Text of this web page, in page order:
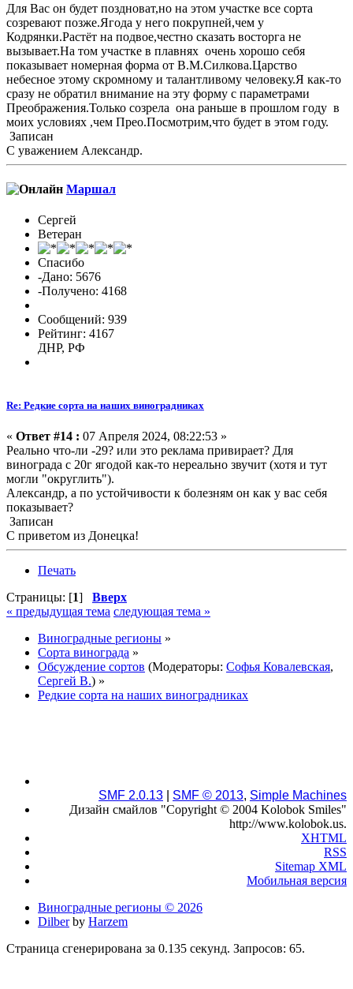
Для Вас он будет поздноват,но на этом участке все сорта
созревают позже.Ягода у него покрупней,чем у
Кодрянки.Растёт на подвое,честно сказать восторга не
вызывает.На том участке в плавнях очень хорошо себя
показывает номерная форма от В.М.Силкова.Царство
небесное этому скромному и талантливому человеку.Я как-то
сразу не обратил внимание на эту форму с параметрами
Преображения.Только созрела она раньше в прошлом году в
моих условиях ,чем Прео.Посмотрим,что будет в этом году.
Записан
С уважением Александр.
Маршал
Сергей
Ветеран
Спасибо
-Дано: 5676
-Получено: 4168
Сообщений: 939
Рейтинг: 4167
ДНР, РФ
Re: Редкие сорта на наших виноградниках
« Ответ #14 : 07 Апреля 2024, 08:22:53 »
Реально что-ли -29? или это реклама привирает? Для
винограда с 20г ягодой как-то нереально звучит (хотя и тут
могли "округлить").
Александр, а по устойчивости к болезням он как у вас себя
показывает?
Записан
С приветом из Донецка!
Печать
Страницы: [1] Вверх
« предыдущая тема следующая тема »
Виноградные регионы »
Сорта винограда »
Обсуждение сортов (Модераторы: Софья Ковалевская,
Сергей В.) »
Редкие сорта на наших виноградниках
SMF 2.0.13 SMF © 2013, Simple Machines
Дизайн смайлов "Copyright © 2004 Kolobok Smiles"
http://www.kolobok.us.
XHTML
RSS
Sitemap XML
Мобильная версия
Виноградные регионы © 2026
Dilberby Harzem
Страница сгенерирована за 0.135 секунд. Запросов: 65.